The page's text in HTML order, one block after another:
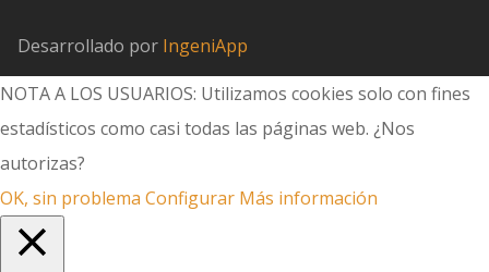
Desarrollado por IngeniApp
NOTA A LOS USUARIOS: Utilizamos cookies solo con fines
estadísticos como casi todas las páginas web. ¿Nos
autorizas?
OK, sin problema Configurar Más información